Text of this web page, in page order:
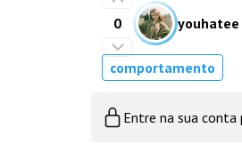
0 youhatee
comportamento
Entre na sua conta